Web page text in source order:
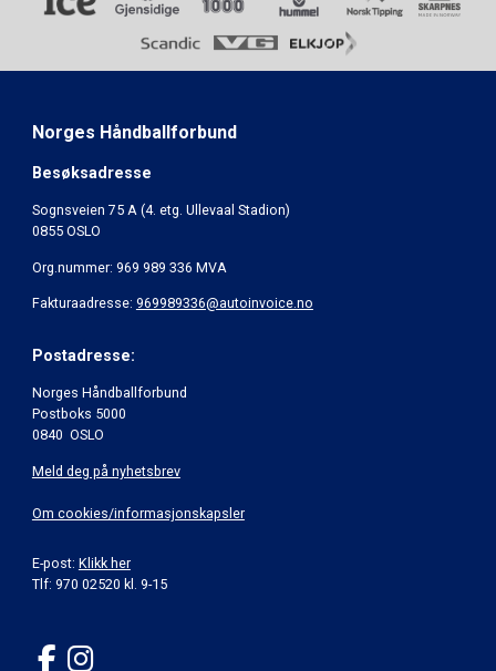
Norges Håndballforbund
Besøksadresse
Sognsveien 75 A (4. etg. Ullevaal Stadion)
0855 OSLO
Org.nummer: 969 989 336 MVA
Fakturaadresse: 969989336@autoinvoice.no
Postadresse:
Norges Håndballforbund
Postboks 5000
0840 OSLO
Meld deg på nyhetsbrev
Om cookies/informasjonskapsler
E-post: Klikk her
Tlf: 970 02520 kl. 9-15